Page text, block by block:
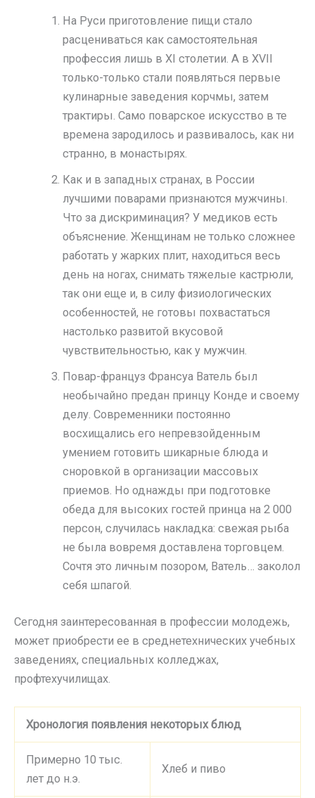
На Руси приготовление пищи стало
расцениваться как самостоятельная
профессия лишь в XI столетии. А в XVII
только-только стали появляться первые
кулинарные заведения корчмы, затем
трактиры. Само поварское искусство в те
времена зародилось и развивалось, как ни
странно, в монастырях.
Как и в западных странах, в России
лучшими поварами признаются мужчины.
Что за дискриминация? У медиков есть
объяснение. Женщинам не только сложнее
работать у жарких плит, находиться весь
день на ногах, снимать тяжелые кастрюли,
так они еще и, в силу физиологических
особенностей, не готовы похвастаться
настолько развитой вкусовой
чувствительностью, как у мужчин.
Повар-француз Франсуа Ватель был
необычайно предан принцу Конде и своему
делу. Современники постоянно
восхищались его непревзойденным
умением готовить шикарные блюда и
сноровкой в организации массовых
приемов. Но однажды при подготовке
обеда для высоких гостей принца на 2 000
персон, случилась накладка: свежая рыба
не была вовремя доставлена торговцем.
Сочтя это личным позором, Ватель… заколол
себя шпагой.
Сегодня заинтересованная в профессии молодежь,
может приобрести ее в среднетехнических учебных
заведениях, специальных колледжах,
профтехучилищах.
Хронология появления некоторых блюд
Примерно 10 тыс.
лет до н.э.
Хлеб и пиво